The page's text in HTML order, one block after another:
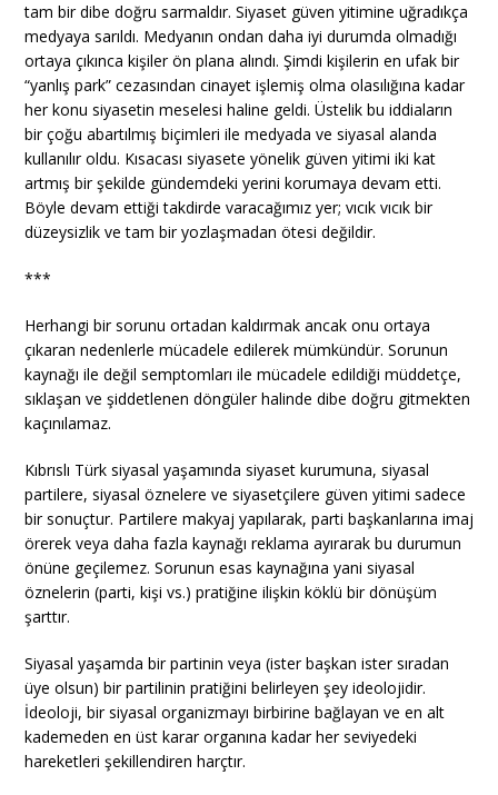
tam bir dibe doğru sarmaldır. Siyaset güven yitimine uğradıkça
medyaya sarıldı. Medyanın ondan daha iyi durumda olmadığı
ortaya çıkınca kişiler ön plana alındı. Şimdi kişilerin en ufak bir
“yanlış park” cezasından cinayet işlemiş olma olasılığına kadar
her konu siyasetin meselesi haline geldi. Üstelik bu iddiaların
bir çoğu abartılmış biçimleri ile medyada ve siyasal alanda
kullanılır oldu. Kısacası siyasete yönelik güven yitimi iki kat
artmış bir şekilde gündemdeki yerini korumaya devam etti.
Böyle devam ettiği takdirde varacağımız yer; vıcık vıcık bir
düzeysizlik ve tam bir yozlaşmadan ötesi değildir.
***
Herhangi bir sorunu ortadan kaldırmak ancak onu ortaya
çıkaran nedenlerle mücadele edilerek mümkündür. Sorunun
kaynağı ile değil semptomları ile mücadele edildiği müddetçe,
sıklaşan ve şiddetlenen döngüler halinde dibe doğru gitmekten
kaçınılamaz.
Kıbrıslı Türk siyasal yaşamında siyaset kurumuna, siyasal
partilere, siyasal öznelere ve siyasetçilere güven yitimi sadece
bir sonuçtur. Partilere makyaj yapılarak, parti başkanlarına imaj
örerek veya daha fazla kaynağı reklama ayırarak bu durumun
önüne geçilemez. Sorunun esas kaynağına yani siyasal
öznelerin (parti, kişi vs.) pratiğine ilişkin köklü bir dönüşüm
şarttır.
Siyasal yaşamda bir partinin veya (ister başkan ister sıradan
üye olsun) bir partilinin pratiğini belirleyen şey ideolojidir.
İdeoloji, bir siyasal organizmayı birbirine bağlayan ve en alt
kademeden en üst karar organına kadar her seviyedeki
hareketleri şekillendiren harçtır.